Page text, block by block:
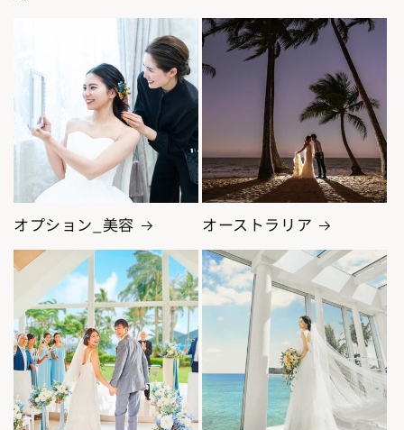
オプション_美容 オーストラリア